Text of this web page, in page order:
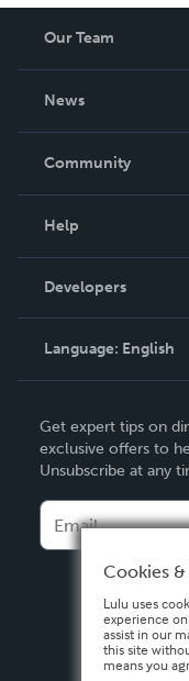
Our Team
News
In The News
Community
Podcast
Help
Order Lookup
Knowledge Base
Contact Support
Developers
Language: English
Deutsch
Français
Español
Get expert tips on
exclusive offers to
Unsubscribe at any
Cookies
Lulu uses
experience
assist in our
this site
means you